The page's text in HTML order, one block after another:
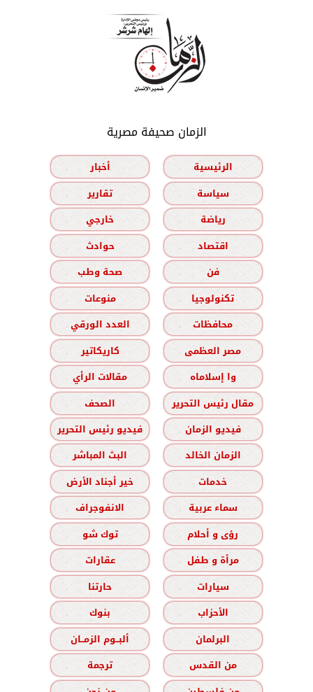
الزمان صحيفة مصرية
الرئيسية
أخبار
سياسة
تقارير
رياضة
خارجي
اقتصاد
حوادث
فن
صحة وطب
تكنولوجيا
منوعات
محافظات
العدد الورقي
مصر العظمى
كاريكاتير
وا إسلاماه
مقالات الرأي
مقال رئيس التحرير
الصحف
فيديو الزمان
فيديو رئيس التحرير
الزمان الخالد
البث المباشر
خدمات
خير أجناد الأرض
سماء عربية
الانفوجراف
رؤى و أحلام
توك شو
مرأة و طفل
عقارات
سيارات
حارتنا
الأحزاب
بنوك
البرلمان
ألبــوم الزمــان
من القدس
ترجمة